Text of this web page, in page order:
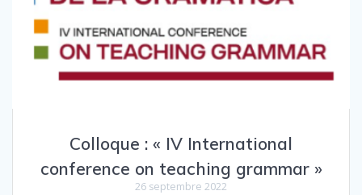
Colloque : « IV International
conference on teaching grammar »
26 septembre 2022